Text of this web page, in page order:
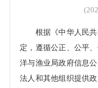
根据《中华人民共
定，遵循公正、公平
洋与渔业局政府信息
法人和其他组织提供